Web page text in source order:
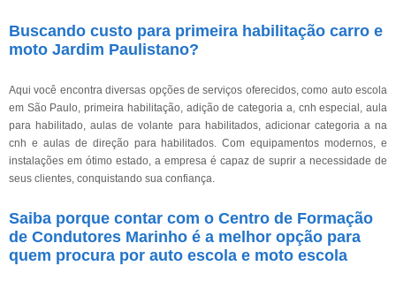
Buscando custo para primeira habilitação carro e
moto Jardim Paulistano?
Aqui você encontra diversas opções de serviços oferecidos, como auto escola
em São Paulo, primeira habilitação, adição de categoria a, cnh especial, aula
para habilitado, aulas de volante para habilitados, adicionar categoria a na
cnh e aulas de direção para habilitados. Com equipamentos modernos, e
instalações em ótimo estado, a empresa é capaz de suprir a necessidade de
seus clientes, conquistando sua confiança.
Saiba porque contar com o Centro de Formação
de Condutores Marinho é a melhor opção para
quem procura por auto escola e moto escola